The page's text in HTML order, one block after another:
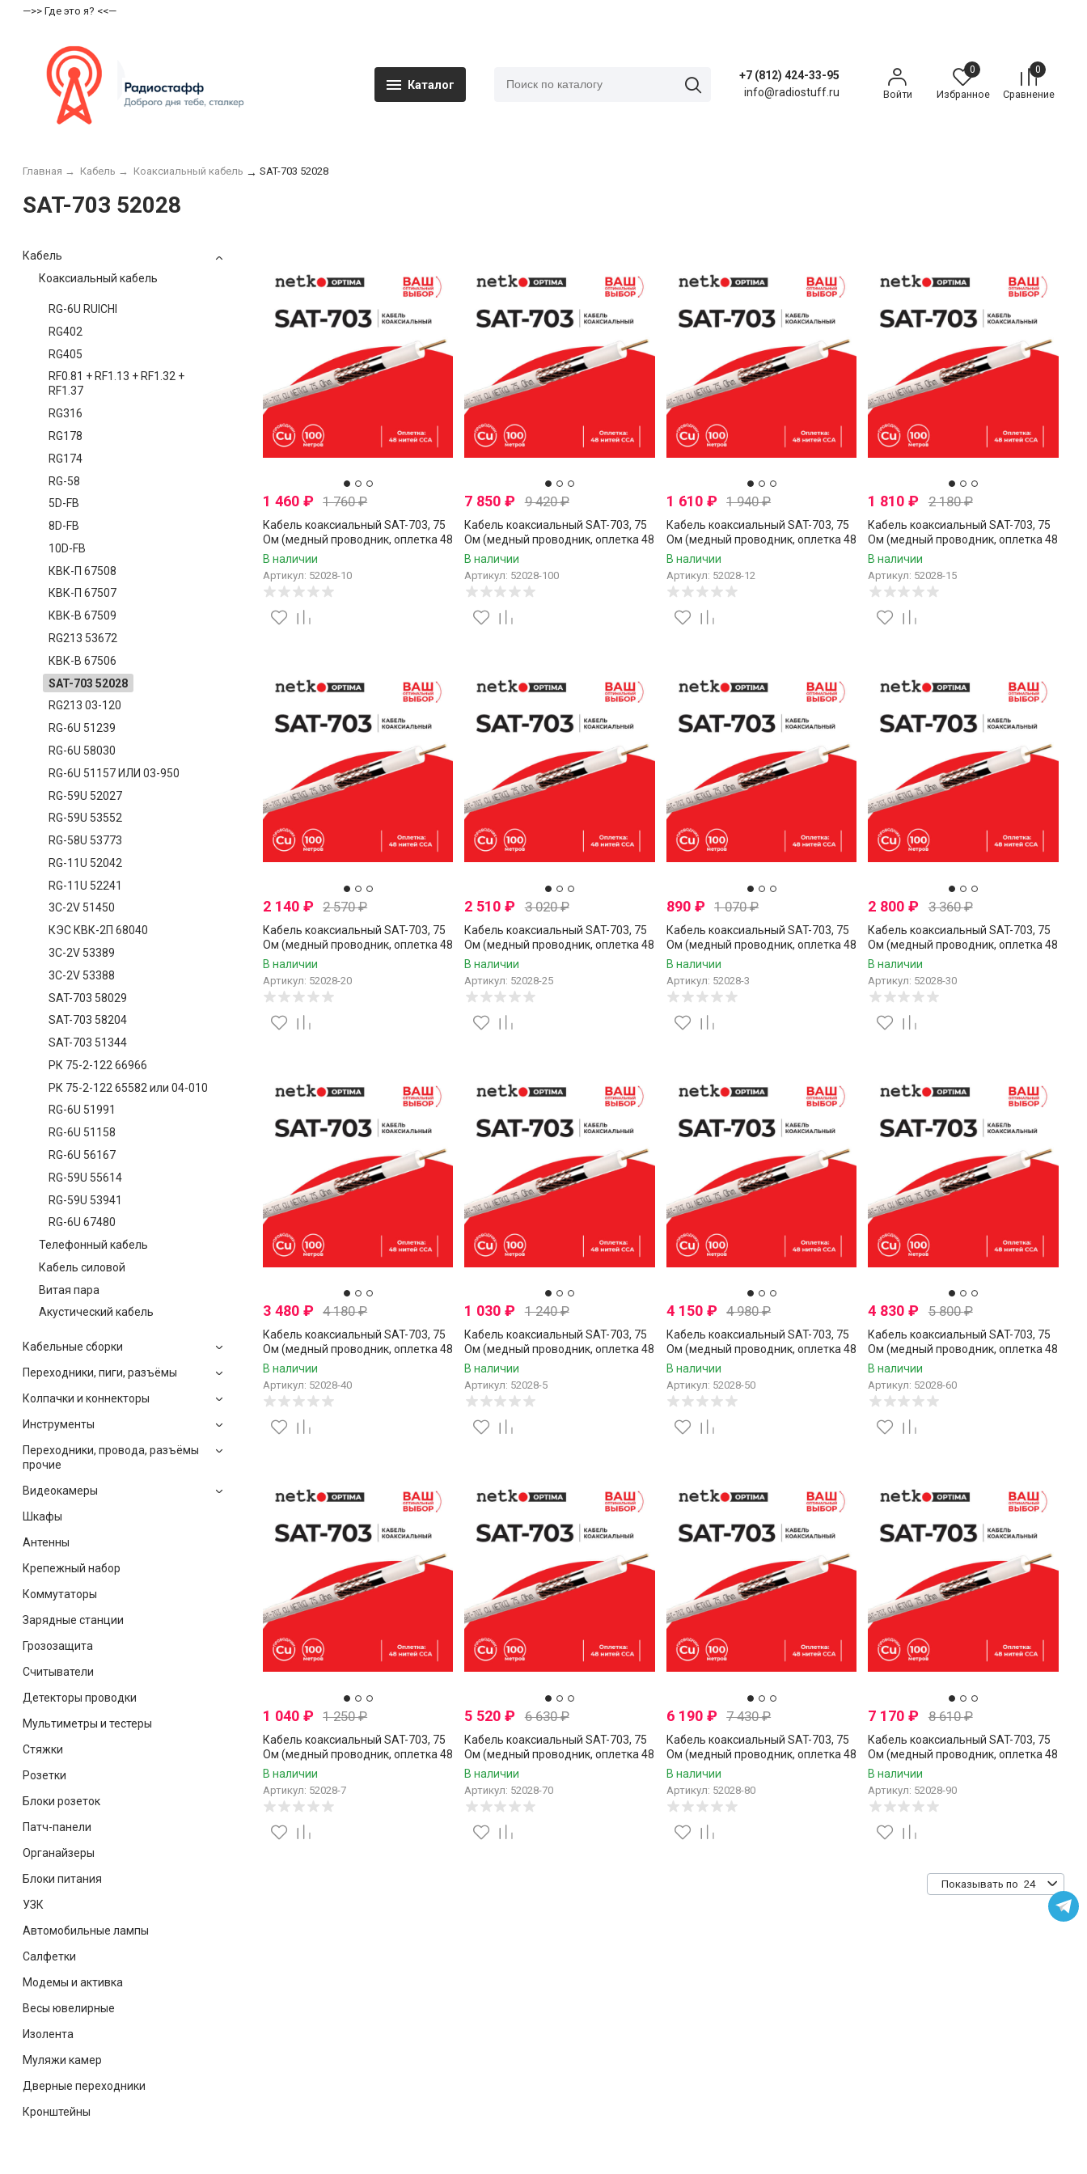
—>> Где это я? <<—
Каталог
+7 (812) 424-33-95
info@radiostuff.ru
Войти
0
Избранное
0
Сравнение
Главная → Кабель → Коаксиальный кабель → SAT-703 52028
SAT-703 52028
Кабель
Коаксиальный кабель
RG-6U RUICHI
RG402
RG405
RF0.81 + RF1.13 + RF1.32 +
RF1.37
RG316
RG178
RG174
RG-58
5D-FB
8D-FB
10D-FB
КВК-П 67508
КВК-П 67507
КВК-В 67509
RG213 53672
КВК-В 67506
SAT-703 52028
RG213 03-120
RG-6U 51239
RG-6U 58030
RG-6U 51157 ИЛИ 03-950
RG-59U 52027
RG-59U 53552
RG-58U 53773
RG-11U 52042
RG-11U 52241
3C-2V 51450
КЭС КВК-2П 68040
3C-2V 53389
3C-2V 53388
SAT-703 58029
SAT-703 58204
SAT-703 51344
РК 75-2-122 66966
РК 75-2-122 65582 или 04-010
RG-6U 51991
RG-6U 51158
RG-6U 56167
RG-59U 55614
RG-59U 53941
RG-6U 67480
Телефонный кабель
Кабель силовой
Витая пара
Акустический кабель
Кабельные сборки
Переходники, пиги, разъёмы
Колпачки и коннекторы
Инструменты
Переходники, провода, разъёмы
прочие
Видеокамеры
Шкафы
Антенны
Крепежный набор
Коммутаторы
Зарядные станции
Грозозащита
Считыватели
Детекторы проводки
Мультиметры и тестеры
Стяжки
Розетки
Блоки розеток
Патч-панели
Органайзеры
Блоки питания
УЗК
Автомобильные лампы
Салфетки
Модемы и активка
Весы ювелирные
Изолента
Муляжи камер
Дверные переходники
Кронштейны
1 460 ₽ 1 760₽
Кабель коаксиальный SAT-703, 75
Ом (медный проводник, оплетка 48
нитей CCA), белый, Netko, 10
метров
В наличии
Артикул: 52028-10
7 850₽ 9 420₽
Кабель коаксиальный SAT-703, 75
Ом (медный проводник, оплетка 48
нитей CCA), белый, Netko, 100
метров
В наличии
Артикул: 52028-100
1 610 ₽ 1 940₽
Кабель коаксиальный SAT-703, 75
Ом (медный проводник, оплетка 48
нитей CCA), белый, Netko, 12
метров
В наличии
Артикул: 52028-12
1 810₽ 2 180₽
Кабель коаксиальный SAT-703, 75
Ом (медный проводник, оплетка 48
нитей CCA), белый, Netko, 15
метров
В наличии
Артикул: 52028-15
2 140 ₽ 2 570₽
Кабель коаксиальный SAT-703, 75
Ом (медный проводник, оплетка 48
нитей CCA), белый, Netko, 20
В наличии
Артикул: 52028-20
2 510₽ 3 020₽
Кабель коаксиальный SAT-703, 75
Ом (медный проводник, оплетка 48
нитей CCA), белый, Netko, 25
В наличии
Артикул: 52028-25
890 ₽ 1 070₽
Кабель коаксиальный SAT-703, 75
Ом (медный проводник, оплетка 48
нитей CCA), белый, Netko, 3 метра
В наличии
Артикул: 52028-3
2 800₽ 3 360₽
Кабель коаксиальный SAT-703, 75
Ом (медный проводник, оплетка 48
нитей CCA), белый, Netko, 30
В наличии
Артикул: 52028-30
3 480 ₽ 4 180₽
Кабель коаксиальный SAT-703, 75
Ом (медный проводник, оплетка 48
нитей CCA), белый, Netko, 40
метров
В наличии
Артикул: 52028-40
1 030₽ 1 240₽
Кабель коаксиальный SAT-703, 75
Ом (медный проводник, оплетка 48
нитей CCA), белый, Netko, 5 метров
В наличии
Артикул: 52028-5
4 150 ₽ 4 980₽
Кабель коаксиальный SAT-703, 75
Ом (медный проводник, оплетка 48
нитей CCA), белый, Netko, 50
метров
В наличии
Артикул: 52028-50
4 830₽ 5 800₽
Кабель коаксиальный SAT-703, 75
Ом (медный проводник, оплетка 48
нитей CCA), белый, Netko, 60
метров
В наличии
Артикул: 52028-60
1 040 ₽ 1 250₽
Кабель коаксиальный SAT-703, 75
Ом (медный проводник, оплетка 48
нитей CCA), белый, Netko, 7 метров
В наличии
Артикул: 52028-7
5 520₽ 6 630₽
Кабель коаксиальный SAT-703, 75
Ом (медный проводник, оплетка 48
нитей CCA), белый, Netko, 70
В наличии
Артикул: 52028-70
6 190 ₽ 7 430₽
Кабель коаксиальный SAT-703, 75
Ом (медный проводник, оплетка 48
нитей CCA), белый, Netko, 80
В наличии
Артикул: 52028-80
7 170₽ 8 610₽
Кабель коаксиальный SAT-703, 75
Ом (медный проводник, оплетка 48
нитей CCA), белый, Netko, 90
В наличии
Артикул: 52028-90
Показывать по 24